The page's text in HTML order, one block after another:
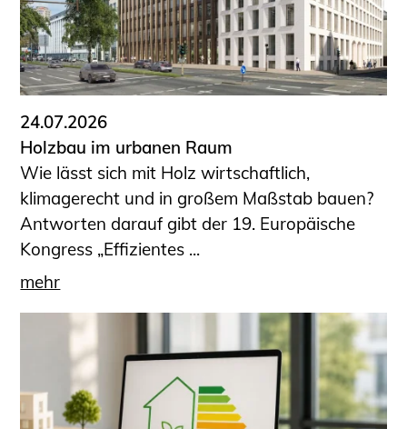
24.07.2026
Holzbau im urbanen Raum
Wie lässt sich mit Holz wirtschaftlich,
klimagerecht und in großem Maßstab bauen?
Antworten darauf gibt der 19. Europäische
Kongress „Effizientes ...
mehr